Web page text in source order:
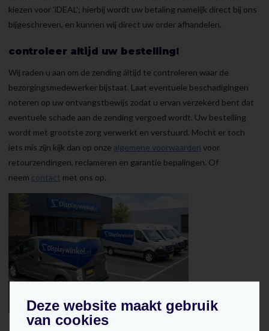
kiezen voor 'iDEAL'; hierbij wordt uw betaling namelijk direct bij ons
bijgeschreven, en kunnen wij direct uw order afhandelen.
controleer altijd uw bestelling!
Wij raden u aan om de zending áltijd te controleren waar de
bezorgingsmedewerker bijstaat. Laat eventuele beschadigingen
noteren op uw ontvangstbewijs zodat u ervan verzekerd bent dat
eventuele schade aan de zending vergoed wordt. Uw bestelling
wordt met grootste zorg verwerkt en verstuurd. Mocht er toch
iets mis zijn kijk dan op onze algemene voorwaarden voor
retourzendingen, reclameren en garantie bepalingen. Of
neem contact met ons op.
Deze website maakt gebruik
van cookies